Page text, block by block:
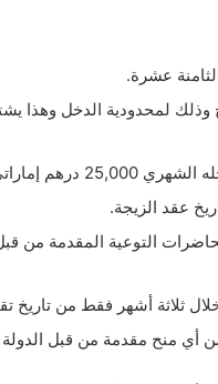
عشرة.
وذلك لمحدودية الدخل
والسكن إن توافر.
عقد الزيجة.
التوعية المقدمة من قبل
ثلاثة أشهر فقط من تاريخ
أي منح مقدمة من قبل